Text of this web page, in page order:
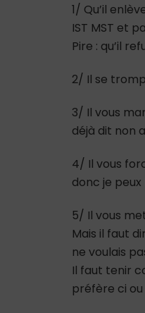
1/ Qu’il
IST MST et
Pire : qu’il
2/ Il se
3/ Il vous
déjà dit non
4/ Il vous
donc je
5/ Il vous
Mais il faut
ne voulais
Il faut tenir
préfère ci ou